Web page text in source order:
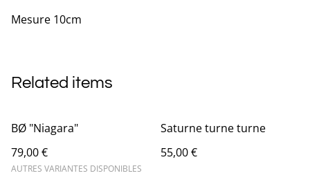
Mesure 10cm
Related items
BØ "Niagara"
79,00 €
AUTRES VARIANTES DISPONIBLES
Saturne turne turne
55,00 €